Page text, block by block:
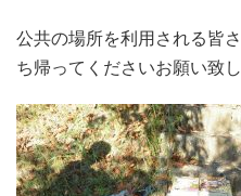
公共の場所を利用される皆
ち帰ってくださいお願い致し